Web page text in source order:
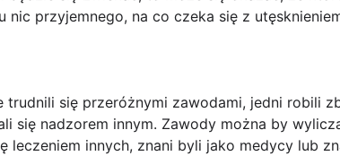
nic przyjemnego, na co czeka się z
trudnili się przeróżnymi zawodami, jedni robili
się nadzorem innym. Zawody można by
leczeniem innych, znani byli jako medycy lub